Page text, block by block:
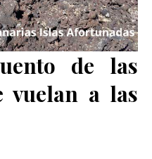
de las
vuelan a las